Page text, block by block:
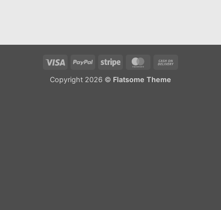
Visa PayPal Stripe MasterCard
Copyright 2026 © Flatsome Theme